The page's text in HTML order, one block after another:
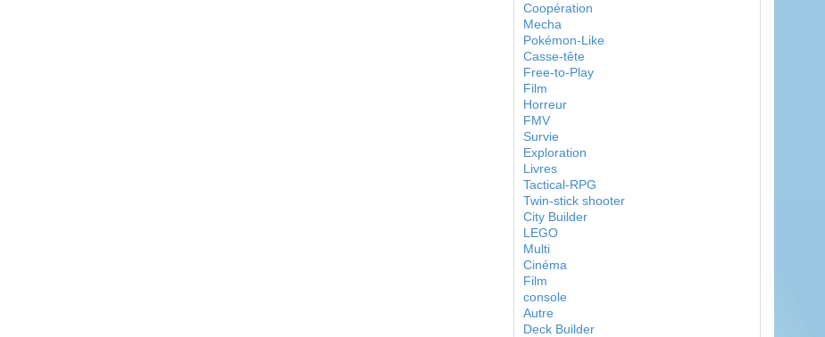
Coopération
Mecha
Pokémon-Like
Casse-tête
Free-to-Play
Film
Horreur
FMV
Survie
Exploration
Livres
Tactical-RPG
Twin-stick shooter
City Builder
LEGO
Multi
Cinéma
Film
console
Autre
Deck Builder